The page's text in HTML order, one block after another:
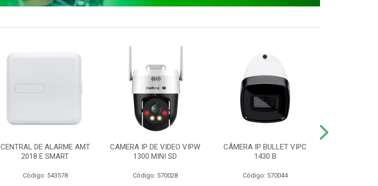
CENTRAL DE ALARME AMT
2018 E SMART
Código: 543578
CAMERA IP DE VIDEO VIPW
1300 MINI SD
Código: 570028
CÂMERA IP BULLET VIPC
1430 B
Código: 570044